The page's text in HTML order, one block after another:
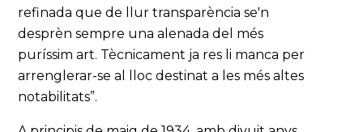
refinada que de llur transparència se'n
desprèn sempre una alenada del més
puríssim art. Tècnicament ja res li manca per
arrenglerar-se al lloc destinat a les més altes
notabilitats”.